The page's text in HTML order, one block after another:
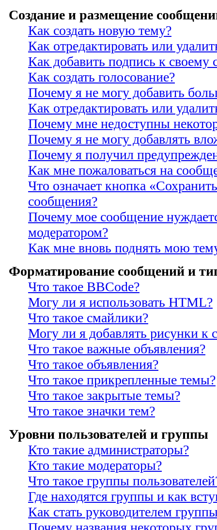
Создание и размещение
Как создать новую тему?
Как отредактировать или
Как добавить подпись к
Как создать голосование?
Почему я не могу добавить
Как отредактировать или
Почему мне недоступны
Почему я не могу добавлять
Почему я получил
Как мне пожаловаться на
Что означает кнопка
сообщения?
Почему мое сообщение
модератором?
Как мне вновь поднять мою
Форматирование сообщений и
Что такое BBCode?
Могу ли я использовать HTML?
Что такое смайлики?
Могу ли я добавлять рисунки к
Что такое важные объявления?
Что такое объявления?
Что такое прикрепленные темы?
Что такое закрытые темы?
Что такое значки тем?
Уровни пользователей и группы
Кто такие администраторы?
Кто такие модераторы?
Что такое группы
Где находятся группы и как
Как стать руководителем